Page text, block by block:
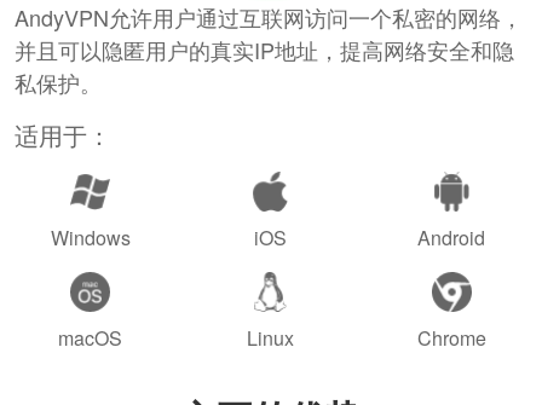
AndyVPN允许用户通过互联网访问一个私密的网络，
并且可以隐匿用户的真实IP地址，提高网络安全和隐
私保护。
适用于：
Windows iOS Android
macOS Linux Chrome